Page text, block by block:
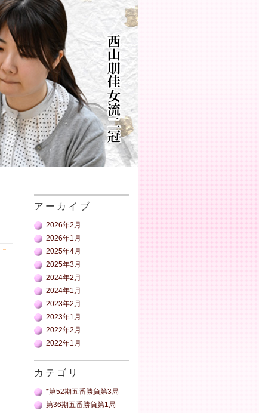
アーカイブ
2026年2月
2026年1月
2025年4月
2025年3月
2024年2月
2024年1月
2023年2月
2023年1月
2022年2月
2022年1月
カテゴリ
*第52期五番勝負第3局
第36期五番勝負第1局